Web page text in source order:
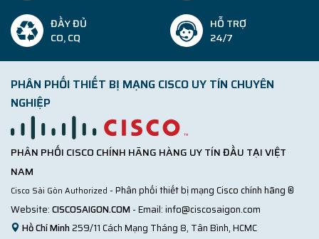
ĐẦY ĐỦ
CO, CQ
HỖ TRỢ
24/7
PHÂN PHỐI THIẾT BỊ MẠNG CISCO UY TÍN CHUYÊN
NGHIỆP
PHÂN PHỐI CISCO CHÍNH HÃNG HÀNG UY TÍN ĐẦU TẠI VIỆT
NAM
Cisco Sài Gòn Authorized - Phân phối thiết bị mạng Cisco chính hãng ®
Website:CISCOSAIGON.COM - Email:info@ciscosaigon.com
Hồ Chí Minh259/11 Cách Mạng Tháng 8, Tân Bình, HCMC